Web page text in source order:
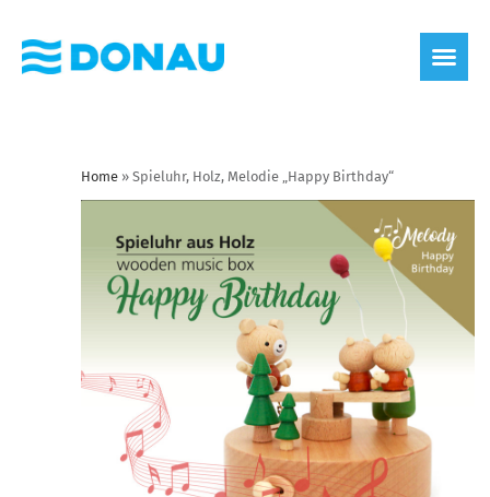
Home » Spieluhr, Holz, Melodie „Happy Birthday“